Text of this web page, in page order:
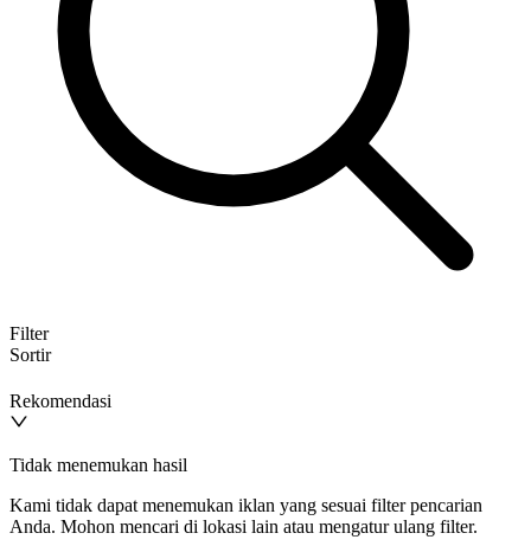
Filter
Sortir
Rekomendasi
Tidak menemukan hasil
Kami tidak dapat menemukan iklan yang sesuai filter pencarian
Anda. Mohon mencari di lokasi lain atau mengatur ulang filter.